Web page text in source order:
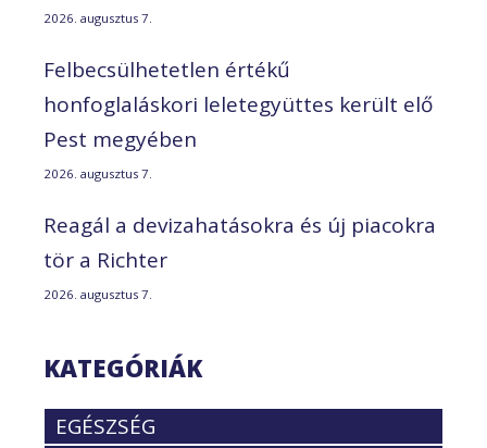
2026. augusztus 7.
Felbecsülhetetlen értékű
honfoglaláskori leletegyüttes került elő
Pest megyében
2026. augusztus 7.
Reagál a devizahatásokra és új piacokra
tör a Richter
2026. augusztus 7.
KATEGÓRIÁK
EGÉSZSÉG